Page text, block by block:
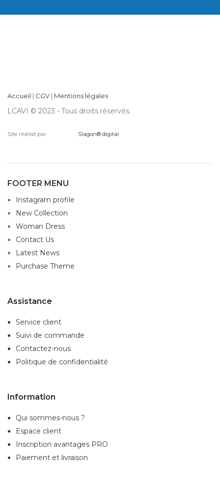
Accueil | CGV | Mentions légales
LCAVI © 2023 - Tous droits réservés.
Site réalisé par Slagon® digital
FOOTER MENU
Instagram profile
New Collection
Woman Dress
Contact Us
Latest News
Purchase Theme
Assistance
Service client
Suivi de commande
Contactez-nous
Politique de confidentialité
Information
Qui sommes-nous ?
Espace client
Inscription avantages PRO
Paiement et livraison